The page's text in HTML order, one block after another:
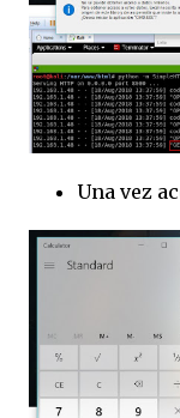
Una vez